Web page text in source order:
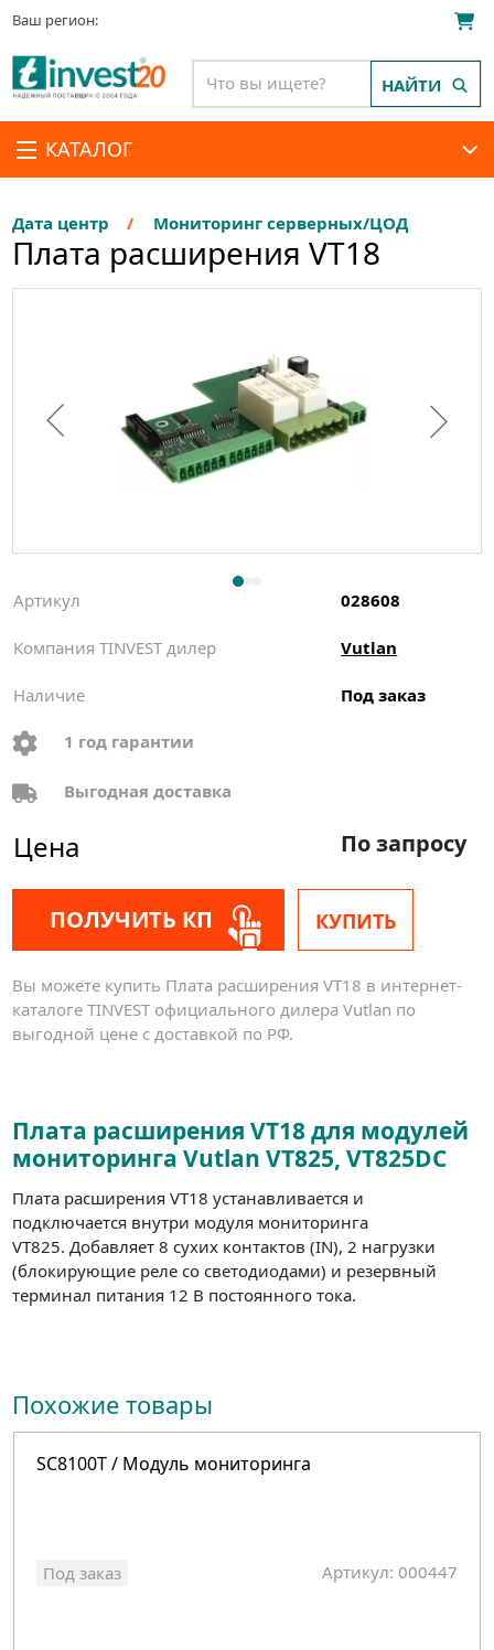
Ваш регион:
КАТАЛОГ
НАЙТИ
Дата центр Мониторинг серверных/ЦОД
Плата расширения VT18
Артикул 028608
Компания TINVEST дилер Vutlan
Наличие Под заказ
1 год гарантии
Выгодная доставка
Цена По запросу
ПОЛУЧИТЬ КП КУПИТЬ
Вы можете купить Плата расширения VT18 в интернет-
каталоге TINVEST официального дилера Vutlan по
выгодной цене с доставкой по РФ.
Плата расширения VT18 для модулей
мониторинга Vutlan VT825, VT825DC
Плата расширения VT18 устанавливается и
подключается внутри модуля мониторинга
VT825. Добавляет 8 сухих контактов (IN), 2 нагрузки
(блокирующие реле со светодиодами) и резервный
терминал питания 12 В постоянного тока.
Похожие товары
SC8100T / Модуль мониторинга
Под заказ Артикул: 000447